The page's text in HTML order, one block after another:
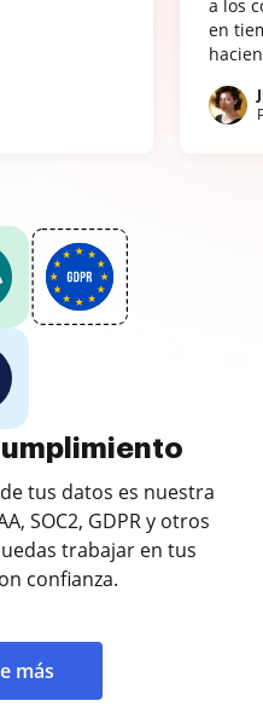
a los
en
tus datos es nuestra
SOC2, GDPR y otros
trabajar en tus
confianza.
más